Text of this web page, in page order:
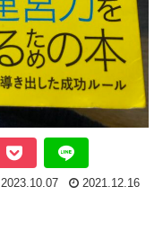
2023.10.07 2021.12.16